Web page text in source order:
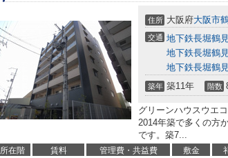
住所 大阪府大阪市
交通 地下鉄長堀鶴
地下鉄長堀鶴
地下鉄長堀鶴
築年 築11年 階数
グリーンハウスウエ
2014年築で多くの方
です。築7...
所在階 賃料 管理費・共益費 敷金